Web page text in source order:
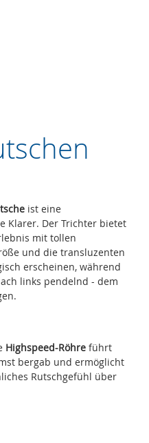
ist eine
Klarer. Der Trichter bietet
mit tollen
und die transluzenten
erscheinen, während
links pendelnd - dem
Highspeed-Röhre führt
bergab und ermöglicht
Rutschgefühl über